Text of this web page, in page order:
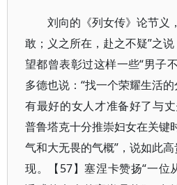
刘向的《列女传》论节义
敢；义之所在，赴之不疑”之
望都曾表彰过这样一些“男子
多德也说：“找一个荣耀生活
有最好的女人才准备好了与丈
普鲁塔克十分推崇妇女在关键
气和大无畏的气概”，说如此
现。【57】塞涅卡赞扬“一位